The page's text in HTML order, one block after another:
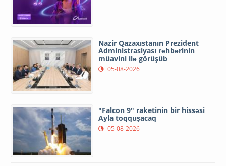
Nazir Qazaxıstanın Prezident
Administrasiyası rəhbərinin
müavini ilə görüşüb
05-08-2026
"Falcon 9" raketinin bir hissəsi
Ayla toqquşacaq
05-08-2026